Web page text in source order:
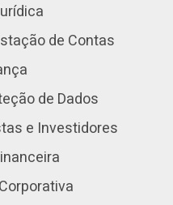
de Contas
de Dados
e Investidores